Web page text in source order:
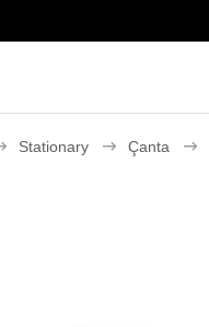
Stationary Çanta